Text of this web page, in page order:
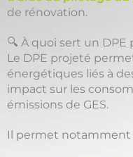
de rénovation.
🔍 À quoi sert un DPE
Le DPE projeté
énergétiques liés à
impact sur les
émissions de GES.
Il permet notamment